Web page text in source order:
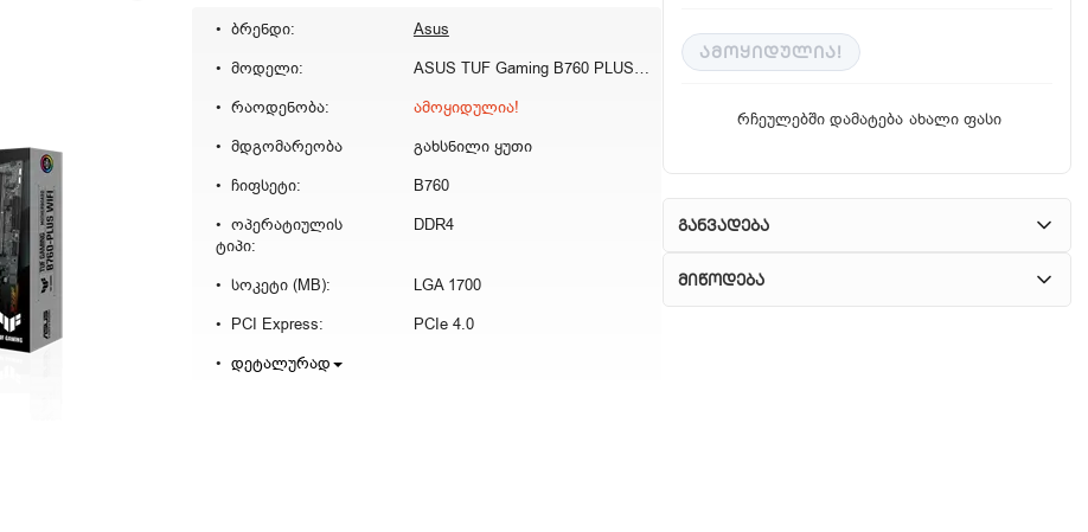
ბრენდი:
Asus
მოდელი:
ASUS TUF Gaming B760 PLUS WIFI
რაოდენობა:
ამოყიდულია!
მდგომარეობა
გახსნილი ყუთი
ჩიფსეტი:
B760
ოპერატიულის
ტიპი:
DDR4
სოკეტი (MB):
LGA 1700
PCI Express:
PCIe 4.0
დეტალურად
ᲐᲛᲝᲧᲘᲓᲣᲚᲘᲐ!
რჩეულებში დამატება ახალი ფასი
განვადება
მიწოდება